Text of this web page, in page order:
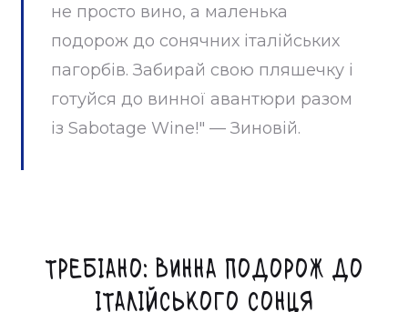
не просто вино, а маленька
подорож до сонячних італійських
пагорбів. Забирай свою пляшечку і
готуйся до винної авантюри разом
із Sabotage Wine!" — Зиновій.
Требіано: Винна подорож до
італійського сонця